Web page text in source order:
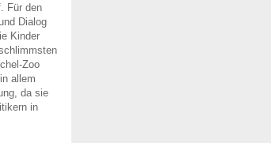
Für den
Dialog
Kinder
Zoo
allem
da sie
in